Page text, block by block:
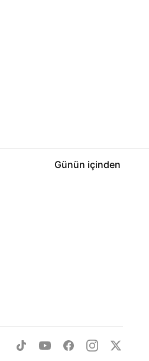
Günün içinden